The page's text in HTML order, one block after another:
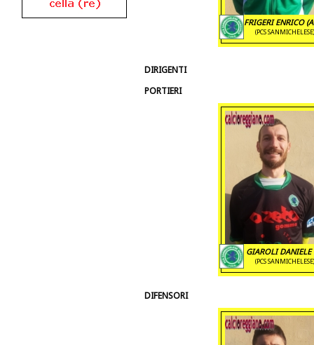
FRIGERI ENRICO
(PCS SANMICHELESE)
DIRIGENTI
PORTIERI
GIAROLI DANIELE
(PCS SANMICHELESE)
DIFENSORI